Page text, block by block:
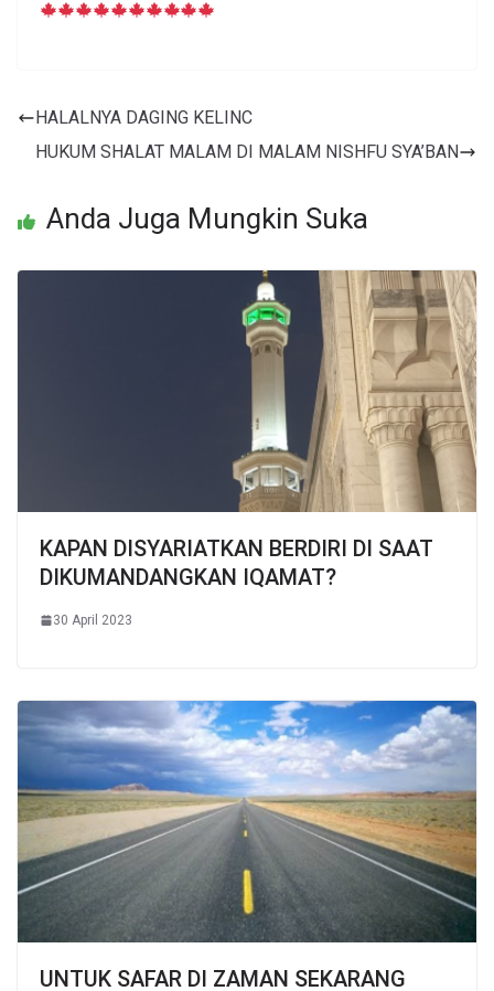
HALALNYA DAGING KELINC
HUKUM SHALAT MALAM DI MALAM NISHFU SYA’BAN
Anda Juga Mungkin Suka
KAPAN DISYARIATKAN BERDIRI DI SAAT
DIKUMANDANGKAN IQAMAT?
30 April 2023
UNTUK SAFAR DI ZAMAN SEKARANG